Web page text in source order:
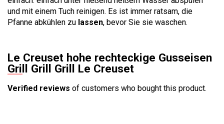
und mit einem Tuch reinigen. Es ist immer ratsam, die
Pfanne abkühlen zu lassen, bevor Sie sie waschen.
Le Creuset hohe rechteckige Gusseisen
Grill Grill Grill Le Creuset
Verified reviews of customers who bought this product.